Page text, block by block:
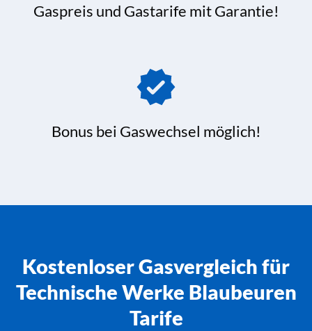
Gaspreis und Gastarife mit Garantie!
Bonus bei Gaswechsel möglich!
Kostenloser Gasvergleich für
Technische Werke Blaubeuren
Tarife